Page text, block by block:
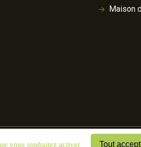
Maison
Plan du site Cookies
vous souhaitez activer Tout